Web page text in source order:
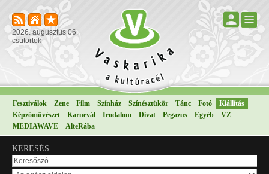
2026. augusztus 06.
csütörtök
Fesztiválok Zene Film Színház Színésztükör Tánc Fotó
Kiállítás
Képzőművészet
Karnevál Irodalom Divat Pegazus Egyéb
VZ
MEDIAWAVE
AlteRába
KERESÉS